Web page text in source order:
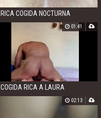
RICA COGIDA NOCTURNA
COGIDA RICA A LAURA
01:41
02:13